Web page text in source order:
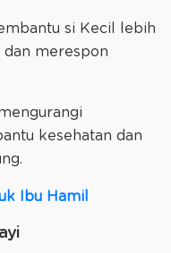
si Kecil lebih
merespon
kesehatan dan
Ibu Hamil